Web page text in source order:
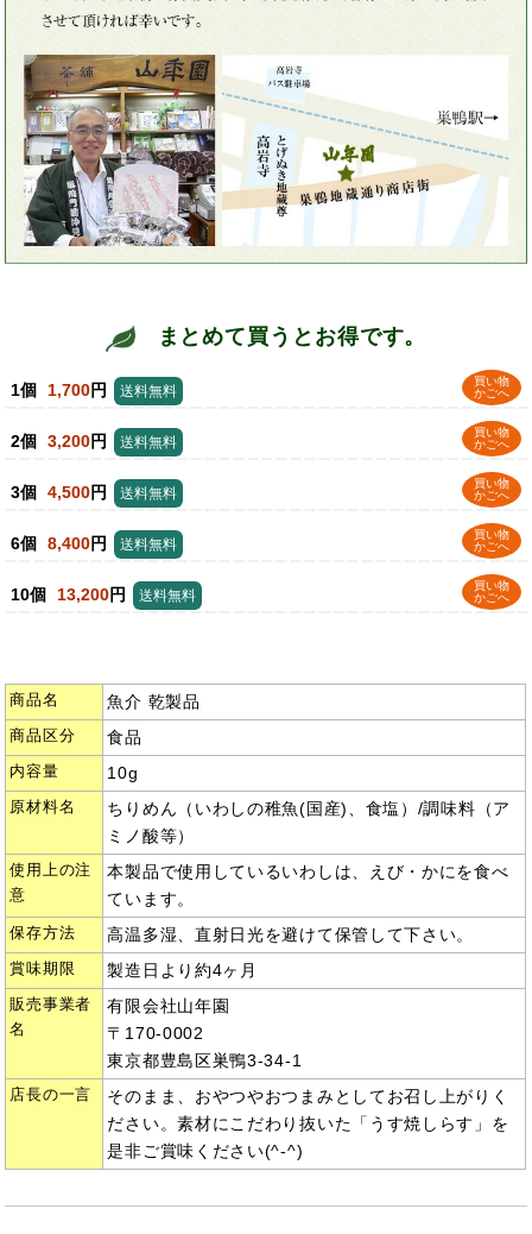
まとめて買うとお得です。
1個 1,700円
買い物
かごへ
送料無料
2個 3,200円
買い物
かごへ
送料無料
3個 4,500円
買い物
かごへ
送料無料
6個 8,400円
買い物
かごへ
送料無料
10個 13,200円
買い物
かごへ
送料無料
商品名 魚介 乾製品
商品区分 食品
内容量 10g
原材料名
ちりめん（いわしの稚魚(国産)、食塩）/調味料（ア
ミノ酸等）
使用上の注
意
本製品で使用しているいわしは、えび・かにを食べ
ています。
保存方法 高温多湿、直射日光を避けて保管して下さい。
賞味期限 製造日より約4ヶ月
販売事業者
名
有限会社山年園
〒170-0002
東京都豊島区巣鴨3-34-1
店長の一言
そのまま、おやつやおつまみとしてお召し上がりく
ださい。素材にこだわり抜いた「うす焼しらす」を
是非ご賞味ください(^-^)